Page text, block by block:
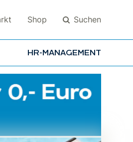
Shop Suchen
HR-MANAGEMENT